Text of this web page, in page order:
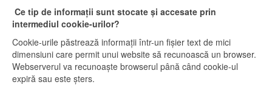
Ce tip de informații sunt stocate și accesate prin
intermediul cookie-urilor?
Cookie-urile păstrează informații într-un fișier text de mici
dimensiuni care permit unui website să recunoască un browser.
Webserverul va recunoaște browserul până când cookie-ul
expiră sau este șters.